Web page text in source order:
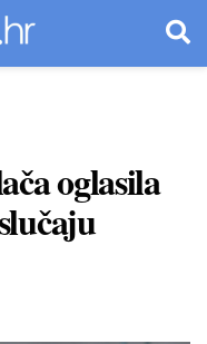
oglasila